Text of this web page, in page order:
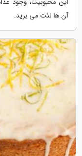
آن ها لذت می برید.